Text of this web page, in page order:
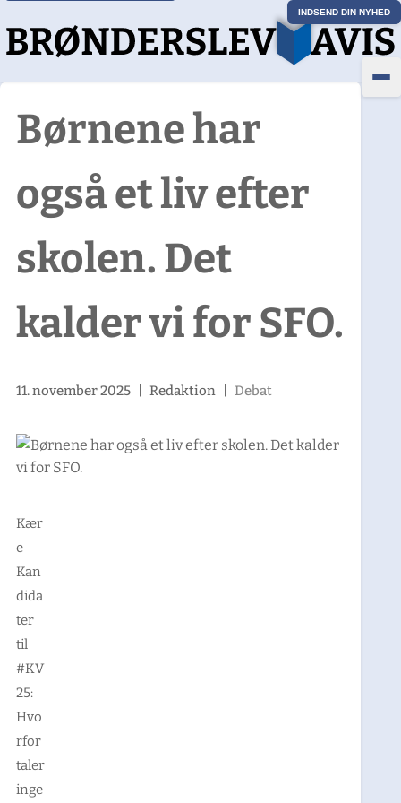
INDSEND DIN NYHED
Børnene har
også et liv efter
skolen. Det
kalder vi for SFO.
11. november 2025 |Redaktion |Debat
Kær
e
Kan
dida
ter
til
#KV
25:
Hvo
rfor
taler
inge